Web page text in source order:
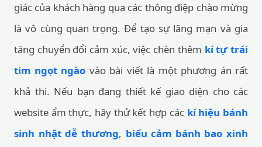
giác của khách hàng qua các thông điệp chào mừng
là vô cùng quan trọng. Để tạo sự lãng mạn và gia
tăng chuyển đổi cảm xúc, việc chèn thêm kí tự trái
tim ngọt ngào vào bài viết là một phương án rất
khả thi. Nếu bạn đang thiết kế giao diện cho các
website ẩm thực, hãy thử kết hợp các kí hiệu bánh
sinh nhật dễ thương, biểu cảm bánh bao xinh